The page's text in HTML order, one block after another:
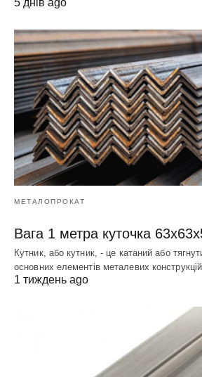
5 днів ago
МЕТАЛОПРОКАТ
Вага 1 метра куточка
Кутник, або кутник, - це катаний або
основних елементів металевих
1 тиждень ago